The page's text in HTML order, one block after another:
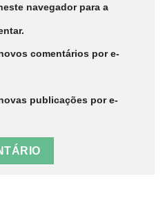
navegador para a
comentários por e-
publicações por e-